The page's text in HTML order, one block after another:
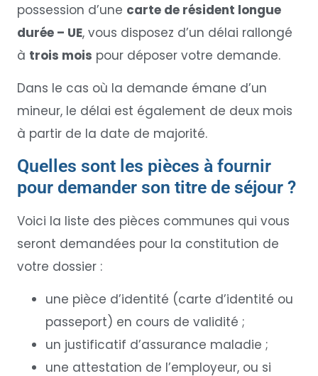
possession d’une carte de résident longue
durée – UE, vous disposez d’un délai rallongé
à trois mois pour déposer votre demande.
Dans le cas où la demande émane d’un
mineur, le délai est également de deux mois
à partir de la date de majorité.
Quelles sont les pièces à fournir
pour demander son titre de séjour ?
Voici la liste des pièces communes qui vous
seront demandées pour la constitution de
votre dossier :
une pièce d’identité (carte d’identité ou
passeport) en cours de validité ;
un justificatif d’assurance maladie ;
une attestation de l’employeur, ou si